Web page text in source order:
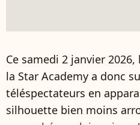
Ce samedi 2 janvier
la Star Academy a donc
téléspectateurs en
silhouette bien moins